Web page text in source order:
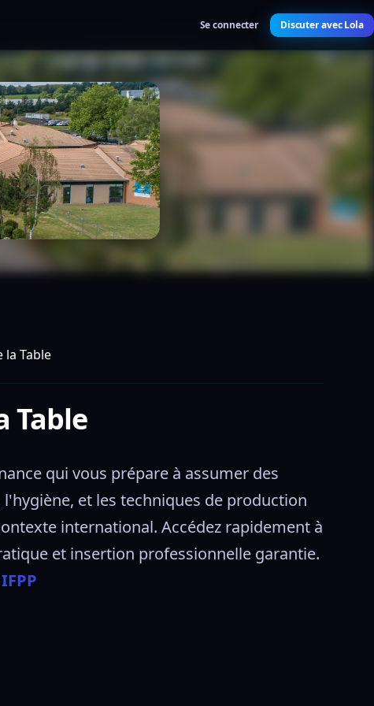
Se connecter Discuter avec Lola
la Table
Table
qui vous prépare à assumer des
et les techniques de production
international. Accédez rapidement à
et insertion professionnelle garantie.